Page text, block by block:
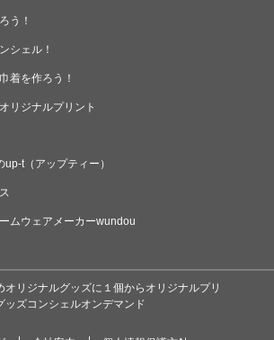
う！
シェル！
着を作ろう！
リジナルプリント
t（アップティー）
ムウェアメーカーwundou
オリジナルグッズに１個からオリジナルプリ
ッズコンシェルオンデマンド